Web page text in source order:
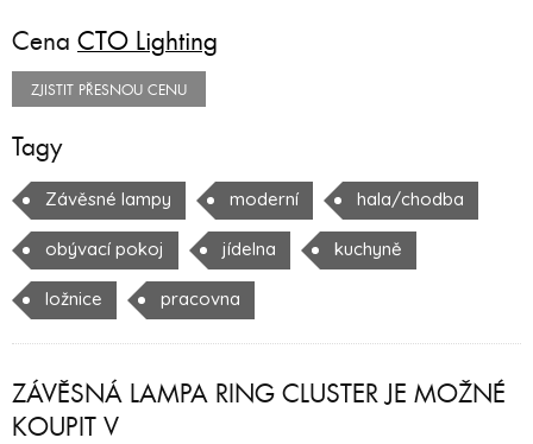
Cena CTO Lighting
ZJISTIT PŘESNOU CENU
Tagy
Závěsné lampy moderní hala/chodba
obývací pokoj jídelna kuchyně
ložnice pracovna
ZÁVĚSNÁ LAMPA RING CLUSTER JE MOŽNÉ
KOUPIT V